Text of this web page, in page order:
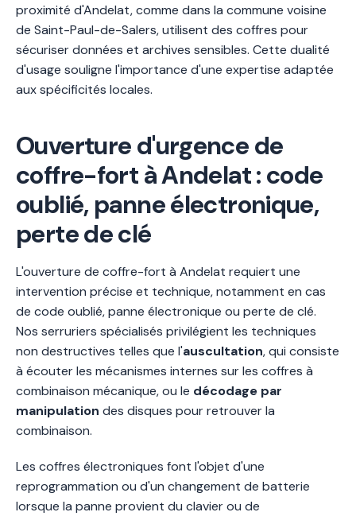
proximité d'Andelat, comme dans la commune voisine
de Saint-Paul-de-Salers, utilisent des coffres pour
sécuriser données et archives sensibles. Cette dualité
d'usage souligne l'importance d'une expertise adaptée
aux spécificités locales.
Ouverture d'urgence de
coffre-fort à Andelat : code
oublié, panne électronique,
perte de clé
L'ouverture de coffre-fort à Andelat requiert une
intervention précise et technique, notamment en cas
de code oublié, panne électronique ou perte de clé.
Nos serruriers spécialisés privilégient les techniques
non destructives telles que l'auscultation, qui consiste
à écouter les mécanismes internes sur les coffres à
combinaison mécanique, ou le décodage par
manipulation des disques pour retrouver la
combinaison.
Les coffres électroniques font l'objet d'une
reprogrammation ou d'un changement de batterie
lorsque la panne provient du clavier ou de